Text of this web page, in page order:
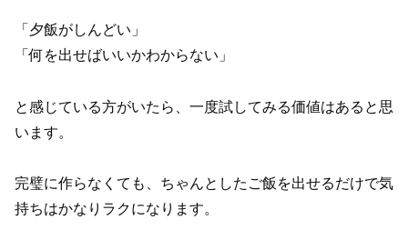
「夕飯がしんどい」
「何を出せばいいかわからない」
と感じている方がいたら、一度試してみる価値はあると思
います。
完璧に作らなくても、ちゃんとしたご飯を出せるだけで気
持ちはかなりラクになります。